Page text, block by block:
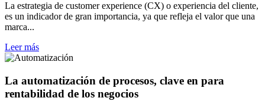
La estrategia de customer experience (CX) o experiencia del cliente,
es un indicador de gran importancia, ya que refleja el valor que una
marca...
Leer más
La automatización de procesos, clave en para
rentabilidad de los negocios